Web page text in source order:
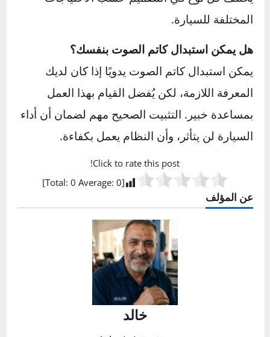
صحيح، وانخفاض كفاءة استهلاك الوقود نتيجة ضغط
إضافي على المحرك.
كيف يعمل كاتم الصوت التوربيني؟
كاتم الصوت التوربيني يعمل عبر تقنية التداخل
المدمر للموجات الصوتية، ما يقلل من الضوضاء.
ومع ذلك، يمكن أن يسبب ضغطًا خلفيًا طفيفًا، قد
الكاتمات مفضلة لمحبي السيارات الرياضية بفضل
الصوت المميز الذي تنتجه.
ما هي أنواع كاتمات الصوت المتاحة؟
تشمل الأنواع الرئيسية كاتم الصوت الزجاجي الذي
يوفر تجربة هادئة، وكاتم الصوت التوربيني الذي
يوازن بين الأداء والصوت، وكاتم الصوت عالي الأداء
الذي يعزز القوة ولكنه قد يكون أكثر ضوضاءً.